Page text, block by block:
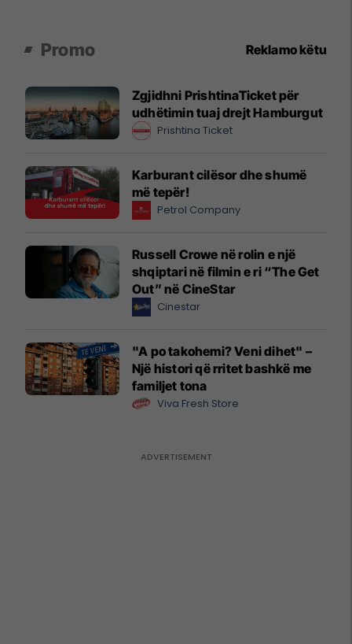
Promo Reklamo këtu
Zgjidhni PrishtinaTicket për
udhëtimin tuaj drejt Hamburgut
Prishtina Ticket
Karburant cilësor dhe shumë
më tepër!
Petrol Company
Russell Crowe në rolin e një
shqiptari në filmin e ri “The Get
Out” në CineStar
Cinestar
"A po takohemi? Veni dihet" –
Një histori që rritet bashkë me
familjet tona
Viva Fresh Store